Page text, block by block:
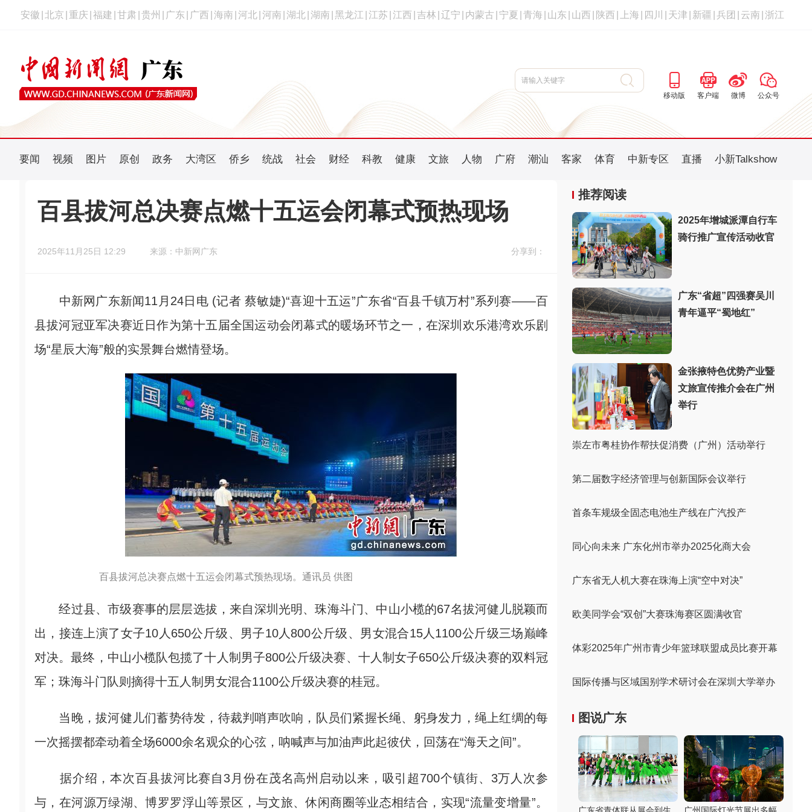
安徽 北京 重庆 福建 甘肃 贵州 广东 广西 海南 河北 河南 湖北 湖南 黑龙江 江苏 江西 吉林 辽宁 内蒙古 宁夏 青海 山东 山西 陕西 上海 四川 天津 新疆 兵团 云南 浙江
移动版 客户端 微博 公众号
要闻 视频 图片 原创 政务 大湾区 侨乡 统战 社会 财经 科教 健康 文旅 人物 广府 潮汕 客家 体育 中新专区 直播 小新Talkshow
百县拔河总决赛点燃十五运会闭幕式预热现场
2025年11月25日 12:29 来源：中新网广东 分享到：
中新网广东新闻11月24日电 (记者 蔡敏婕)“喜迎十五运”广东省“百县千镇万村”系列赛——百
县拔河冠亚军决赛近日作为第十五届全国运动会闭幕式的暖场环节之一，在深圳欢乐港湾欢乐剧
场“星辰大海”般的实景舞台燃情登场。
百县拔河总决赛点燃十五运会闭幕式预热现场。通讯员 供图
经过县、市级赛事的层层选拔，来自深圳光明、珠海斗门、中山小榄的67名拔河健儿脱颖而
出，接连上演了女子10人650公斤级、男子10人800公斤级、男女混合15人1100公斤级三场巅峰
对决。最终，中山小榄队包揽了十人制男子800公斤级决赛、十人制女子650公斤级决赛的双料冠
军；珠海斗门队则摘得十五人制男女混合1100公斤级决赛的桂冠。
当晚，拔河健儿们蓄势待发，待裁判哨声吹响，队员们紧握长绳、躬身发力，绳上红绸的每
一次摇摆都牵动着全场6000余名观众的心弦，呐喊声与加油声此起彼伏，回荡在“海天之间”。
据介绍，本次百县拔河比赛自3月份在茂名高州启动以来，吸引超700个镇街、3万人次参
与，在河源万绿湖、博罗罗浮山等景区，与文旅、休闲商圈等业态相结合，实现“流量变增量”。
推荐阅读
2025年增城派潭自行车
骑行推广宣传活动收官
广东“省超”四强赛吴川
青年逼平“蜀地红”
金张掖特色优势产业暨
文旅宣传推介会在广州
举行
崇左市粤桂协作帮扶促消费（广州）活动举行
第二届数字经济管理与创新国际会议举行
首条车规级全固态电池生产线在广汽投产
同心向未来 广东化州市举办2025化商大会
广东省无人机大赛在珠海上演“空中对决”
欧美同学会“双创”大赛珠海赛区圆满收官
体彩2025年广州市青少年篮球联盟成员比赛开幕
国际传播与区域国别学术研讨会在深圳大学举办
图说广东